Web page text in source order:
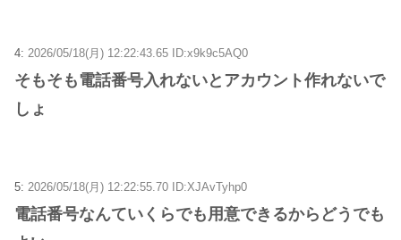
4: 2026/05/18(月) 12:22:43.65 ID:x9k9c5AQ0
そもそも電話番号入れないとアカウント作れないで
しょ
5: 2026/05/18(月) 12:22:55.70 ID:XJAvTyhp0
電話番号なんていくらでも用意できるからどうでも